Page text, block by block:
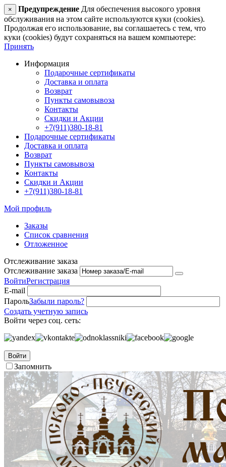
× Предупреждение Для обеспечения высокого уровня
обслуживания на этом сайте используются куки (cookies).
Продолжая его использование, вы соглашаетесь с тем, что
куки (cookies) будут сохраняться на вашем компьютере:
Принять
Информация
Подарочные сертификаты
Доставка и оплата
Возврат
Пункты самовывоза
Контакты
Скидки и Акции
+7(911)380-18-81
Подарочные сертификаты
Доставка и оплата
Возврат
Пункты самовывоза
Контакты
Скидки и Акции
+7(911)380-18-81
Мой профиль
Заказы
Список сравнения
Отложенное
Отслеживание заказа
Отслеживание заказа
ВойтиРегистрация
E-mail
ПарольЗабыли пароль?
Создать учетную запись
Войти через соц. сеть:
Войти
Запомнить